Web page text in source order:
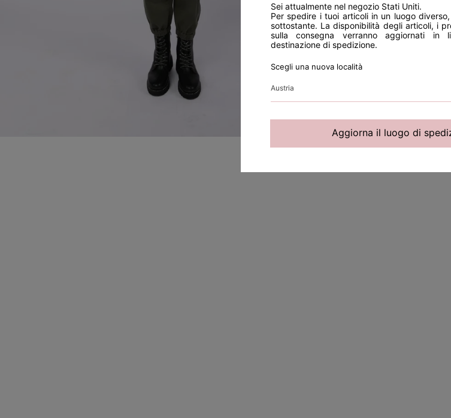
Sei attualmente nel negozio Stati Uniti.
Per spedire i tuoi articoli in un luogo
sottostante. La disponibilità degli articoli, i
sulla consegna verranno aggiornati in
destinazione di spedizione.
Scegli una nuova località
Aggiorna il luogo di